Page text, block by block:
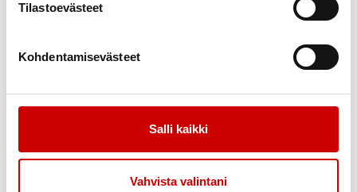
Tilastoevästeet
Kohdentamisevästeet
Salli kaikki
Vahvista valintani
Eettinen linjaus